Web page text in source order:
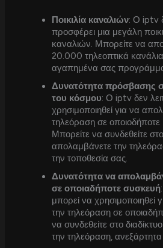
Ποικιλία καναλιών: Ο iptv
προσφέρει μια μεγάλη
καναλιών. Μπορείτε να
20.000 τηλεοπτικά
αγαπημένα σας
Δυνατότητα πρόσβασης
του κόσμου: Ο iptv δεν
χρησιμοποιηθεί για να
τηλεόραση σε
Μπορείτε να συνδεθείτε
απολαμβάνετε την
την τοποθεσία σας.
Δυνατότητα να
σε οποιαδήποτε συσκευή
μπορεί να χρησιμοποιηθεί
την τηλεόραση σε
να συνδεθείτε στο
την τηλεόραση,